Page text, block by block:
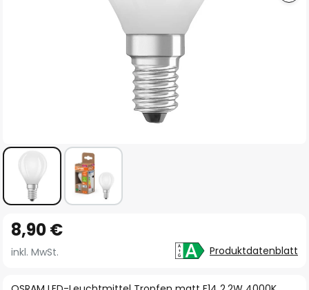
Anfang
der
springen
8,90 €
inkl. MwSt. Produktdatenblatt